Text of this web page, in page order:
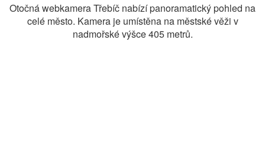
Otočná webkamera Třebíč nabízí panoramatický pohled na
celé město. Kamera je umístěna na městské věži v
nadmořské výšce 405 metrů.